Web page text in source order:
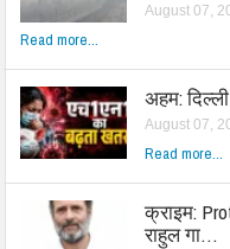
August 07,
Read more...
अहम:
August 07,
Read more...
क्राइम:
राहुल गा…